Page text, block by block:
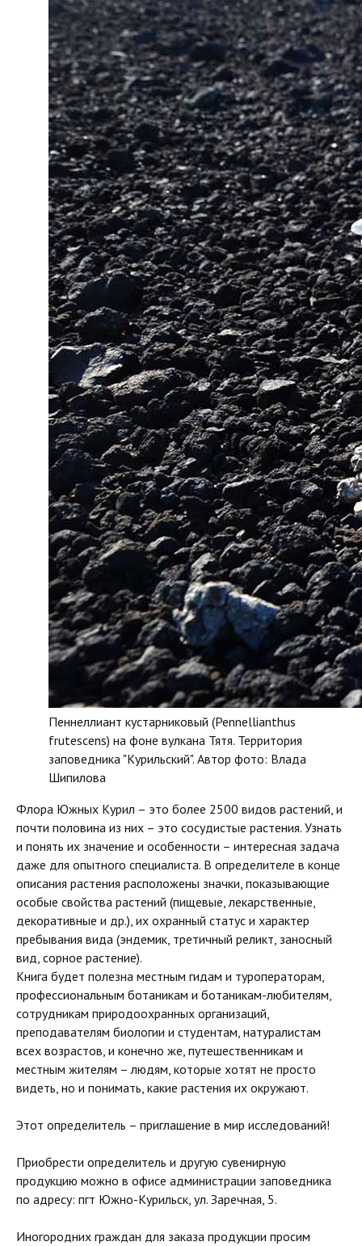
Пеннеллиант кустарниковый (Pennellianthus
frutescens) на фоне вулкана Тятя. Территория
заповедника "Курильский". Автор фото: Влада
Шипилова
Флора Южных Курил – это более 2500 видов растений, и
почти половина из них – это сосудистые растения. Узнать
и понять их значение и особенности – интересная задача
даже для опытного специалиста. В определителе в конце
описания растения расположены значки, показывающие
особые свойства растений (пищевые, лекарственные,
декоративные и др.), их охранный статус и характер
пребывания вида (эндемик, третичный реликт, заносный
вид, сорное растение).
Книга будет полезна местным гидам и туроператорам,
профессиональным ботаникам и ботаникам-любителям,
сотрудникам природоохранных организаций,
преподавателям биологии и студентам, натуралистам
всех возрастов, и конечно же, путешественникам и
местным жителям – людям, которые хотят не просто
видеть, но и понимать, какие растения их окружают.
Этот определитель – приглашение в мир исследований!
Приобрести определитель и другую сувенирную
продукцию можно в офисе администрации заповедника
по адресу: пгт Южно-Курильск, ул. Заречная, 5.
Иногородних граждан для заказа продукции просим